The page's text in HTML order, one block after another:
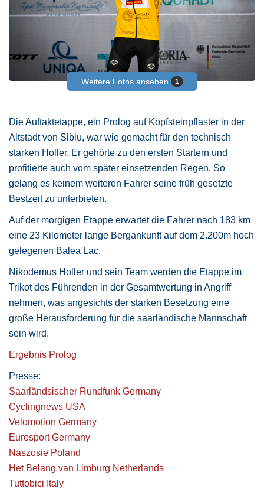
Weitere Fotos ansehen 1
Die Auftaktetappe, ein Prolog auf Kopfsteinpflaster in der
Altstadt von Sibiu, war wie gemacht für den technisch
starken Holler. Er gehörte zu den ersten Startern und
profitierte auch vom später einsetzenden Regen. So
gelang es keinem weiteren Fahrer seine früh gesetzte
Bestzeit zu unterbieten.
Auf der morgigen Etappe erwartet die Fahrer nach 183 km
eine 23 Kilometer lange Bergankunft auf dem 2.200m hoch
gelegenen Balea Lac.
Nikodemus Holler und sein Team werden die Etappe im
Trikot des Führenden in der Gesamtwertung in Angriff
nehmen, was angesichts der starken Besetzung eine
große Herausforderung für die saarländische Mannschaft
sein wird.
Ergebnis Prolog
Presse:
Saarländsischer Rundfunk Germany
Cyclingnews USA
Velomotion Germany
Eurosport Germany
Naszosie Poland
Het Belang van Limburg Netherlands
Tuttobici Italy